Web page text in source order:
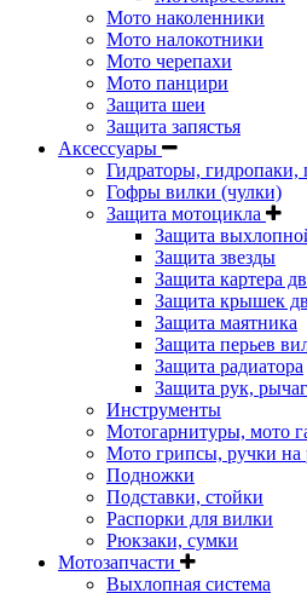
Мото наколенники
Мото налокотники
Мото черепахи
Мото панцири
Защита шеи
Защита запястья
Аксессуары
Гидраторы,
Гофры вилки (чулки)
Защита мотоцикла
Защита
Защита звезды
Защита картера
Защита крышек
Защита маятника
Защита перьев
Защита радиатора
Защита рук,
Инструменты
Мотогарнитуры, мото
Мото грипсы, ручки на
Подножки
Подставки, стойки
Распорки для вилки
Рюкзаки, сумки
Мотозапчасти
Выхлопная система